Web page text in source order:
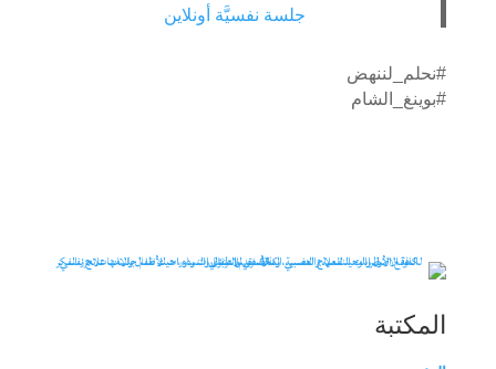
جلسة نفسيَّة أونلاين
#نحلم_لننهض
#بوينغ_الشام
المكتبة